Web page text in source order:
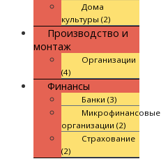
Дома
культуры (2)
Производство и
монтаж
Организации
(4)
Финансы
Банки (3)
Микрофинансовые
организации (2)
Страхование
(2)